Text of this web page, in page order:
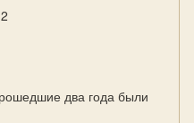
два года были